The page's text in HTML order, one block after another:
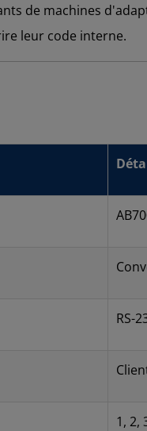
de machines
leur code interne.
RS-
1, 2,